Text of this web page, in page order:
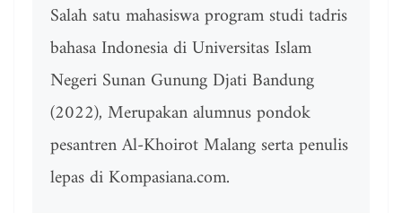
Salah satu mahasiswa program studi tadris
bahasa Indonesia di Universitas Islam
Negeri Sunan Gunung Djati Bandung
(2022), Merupakan alumnus pondok
pesantren Al-Khoirot Malang serta penulis
lepas di Kompasiana.com.